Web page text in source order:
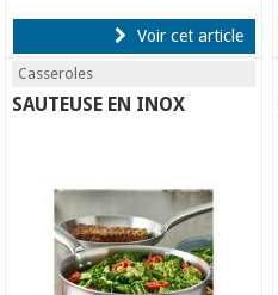
Voir cet article
Casseroles
SAUTEUSE EN INOX